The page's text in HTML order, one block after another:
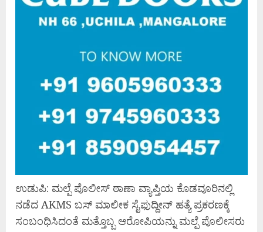
ಉಡುಪಿ: ಮಲ್ಪೆ ಪೊಲೀಸ್ ಠಾಣಾ ವ್ಯಾಪ್ತಿಯ ಕೊಡವೂರಿನಲ್ಲಿ
ನಡೆದ AKMS ಬಸ್ ಮಾಲೀಕ ಸೈಫುದ್ದೀನ್ ಹತ್ಯೆ ಪ್ರಕರಣಕ್ಕೆ
ಸಂಬಂಧಿಸಿದಂತೆ ಮತ್ತೊಬ್ಬ ಆರೋಪಿಯನ್ನು ಮಲ್ಪೆ ಪೊಲೀಸರು